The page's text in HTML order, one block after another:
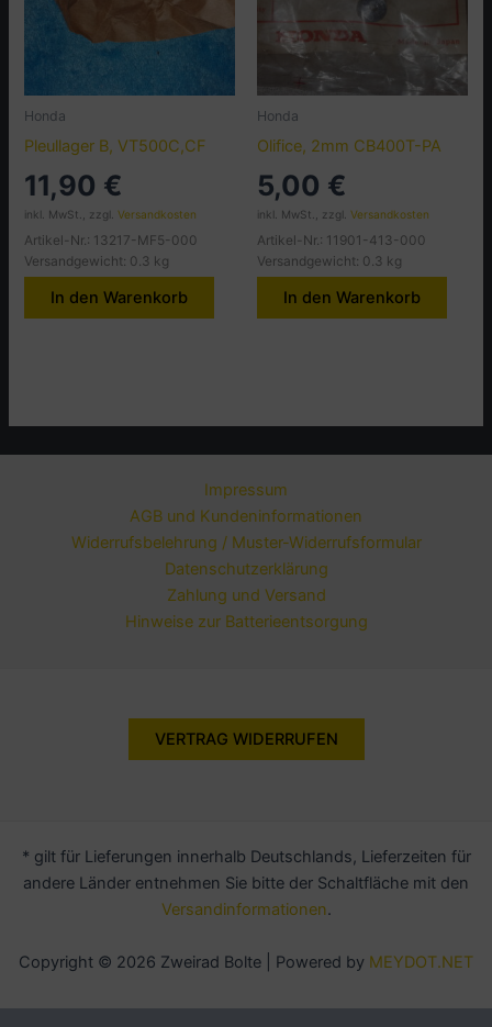
Honda
Pleullager B, VT500C,CF
11,90 €
inkl. MwSt., zzgl.Versandkosten
Artikel-Nr.: 13217-MF5-000
Versandgewicht: 0.3 kg
In den Warenkorb
Honda
Olifice, 2mm CB400T-PA
5,00 €
inkl. MwSt., zzgl. Versandkosten
Artikel-Nr.: 11901-413-000
Versandgewicht: 0.3 kg
In den Warenkorb
Impressum
AGB und Kundeninformationen
Widerrufsbelehrung / Muster-Widerrufsformular
Datenschutzerklärung
Zahlung und Versand
Hinweise zur Batterieentsorgung
VERTRAG WIDERRUFEN
* gilt für Lieferungen innerhalb Deutschlands, Lieferzeiten für
andere Länder entnehmen Sie bitte der Schaltfläche mit den
Versandinformationen.
Copyright © 2026 Zweirad Bolte | Powered by MEYDOT.NET